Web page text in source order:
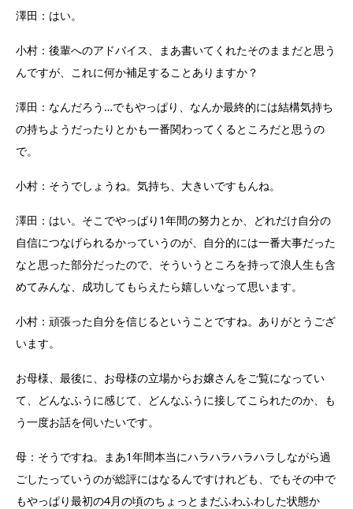
澤田：はい。
小村：後輩へのアドバイス、まあ書いてくれたそのままだと思う
んですが、これに何か補足することありますか？
澤田：なんだろう…でもやっぱり、なんか最終的には結構気持ち
の持ちようだったりとかも一番関わってくるところだと思うの
で。
小村：そうでしょうね。気持ち、大きいですもんね。
澤田：はい。そこでやっぱり1年間の努力とか、どれだけ自分の
自信につなげられるかっていうのが、自分的には一番大事だった
なと思った部分だったので、そういうところを持って浪人生も含
めてみんな、成功してもらえたら嬉しいなって思います。
小村：頑張った自分を信じるということですね。ありがとうござ
います。
お母様、最後に、お母様の立場からお嬢さんをご覧になってい
て、どんなふうに感じて、どんなふうに接してこられたのか、も
う一度お話を伺いたいです。
母：そうですね。まあ1年間本当にハラハラハラハラしながら過
ごしたっていうのが総評にはなるんですけれども、でもその中で
もやっぱり最初の4月の頃のちょっとまだふわふわした状態か